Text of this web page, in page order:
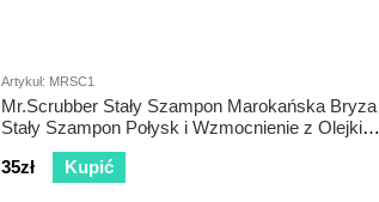
Artykuł: MRSC1
Mr.Scrubber Stały Szampon Marokańska Bryza
Stały Szampon Połysk i Wzmocnienie z Olejkiem
Arganowym
35zł
Kupić